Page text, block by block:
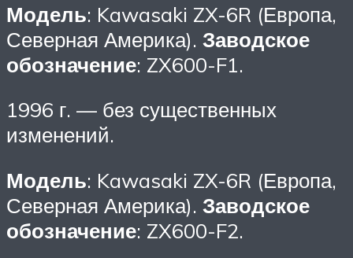
Модель: Kawasaki ZX-6R (Европа,
Северная Америка). Заводское
обозначение: ZX600-F1.
1996 г. — без существенных
изменений.
Модель: Kawasaki ZX-6R (Европа,
Северная Америка). Заводское
обозначение: ZX600-F2.